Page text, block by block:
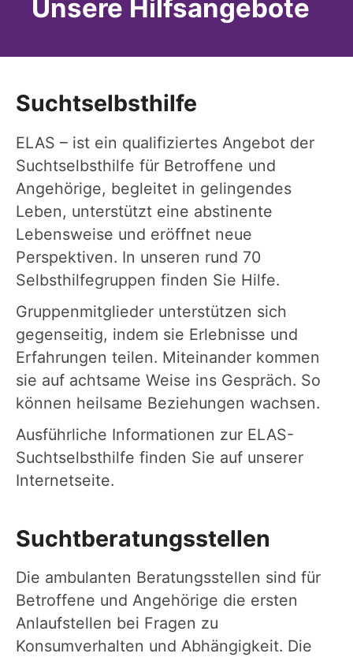
Unsere Hilfsangebote
Suchtselbsthilfe
ELAS – ist ein qualifiziertes Angebot der
Suchtselbsthilfe für Betroffene und
Angehörige, begleitet in gelingendes
Leben, unterstützt eine abstinente
Lebensweise und eröffnet neue
Perspektiven. In unseren rund 70
Selbsthilfegruppen finden Sie Hilfe.
Gruppenmitglieder unterstützen sich
gegenseitig, indem sie Erlebnisse und
Erfahrungen teilen. Miteinander kommen
sie auf achtsame Weise ins Gespräch. So
können heilsame Beziehungen wachsen.
Ausführliche Informationen zur ELAS-
Suchtselbsthilfe finden Sie auf unserer
Internetseite.
Suchtberatungsstellen
Die ambulanten Beratungsstellen sind für
Betroffene und Angehörige die ersten
Anlaufstellen bei Fragen zu
Konsumverhalten und Abhängigkeit. Die